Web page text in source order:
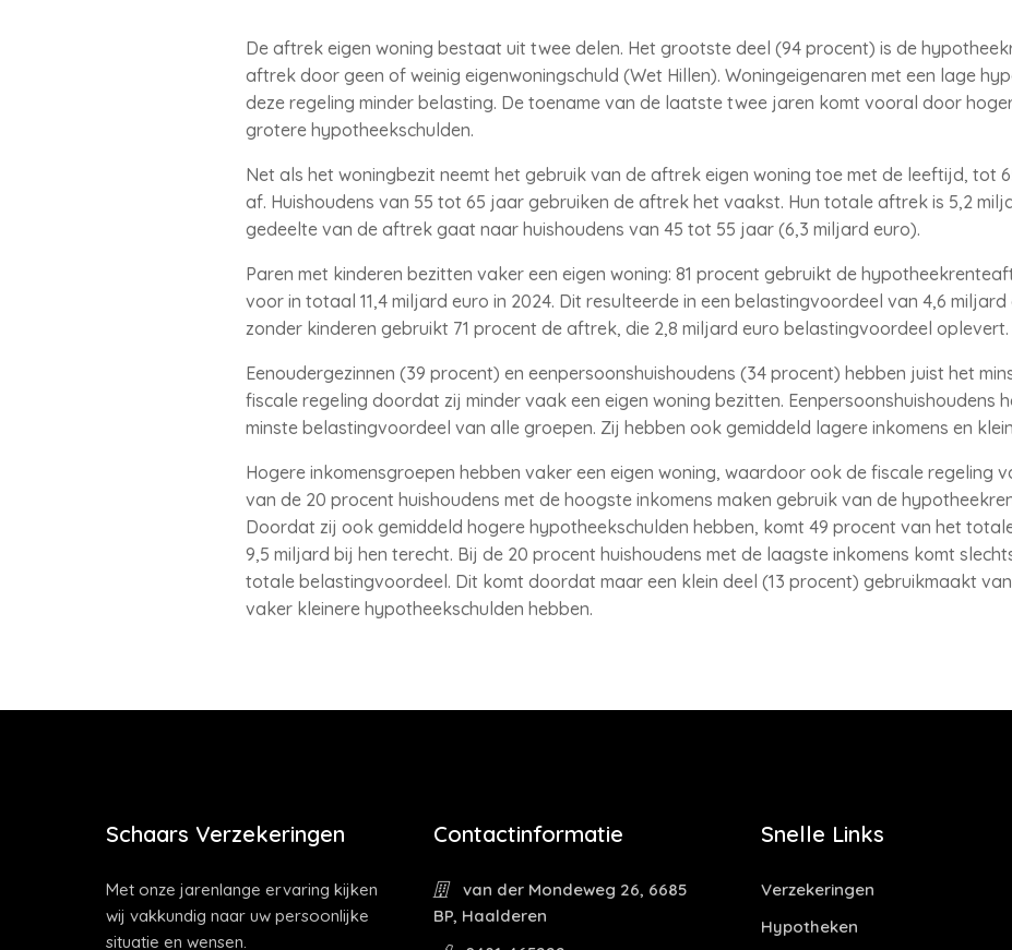
De aftrek eigen woning bestaat uit twee delen. Het grootste deel (94 procent) is de
aftrek door geen of weinig eigenwoningschuld (Wet Hillen). Woningeigenaren met een lage
deze regeling minder belasting. De toename van de laatste twee jaren komt vooral door
grotere hypotheekschulden.
Net als het woningbezit neemt het gebruik van de aftrek eigen woning toe met de leeftijd, tot
af. Huishoudens van 55 tot 65 jaar gebruiken de aftrek het vaakst. Hun totale aftrek is 5,2
gedeelte van de aftrek gaat naar huishoudens van 45 tot 55 jaar (6,3 miljard euro).
Paren met kinderen bezitten vaker een eigen woning: 81 procent gebruikt de
voor in totaal 11,4 miljard euro in 2024. Dit resulteerde in een belastingvoordeel van 4,6
zonder kinderen gebruikt 71 procent de aftrek, die 2,8 miljard euro belastingvoordeel oplevert.
Eenoudergezinnen (39 procent) en eenpersoonshuishoudens (34 procent) hebben juist het
fiscale regeling doordat zij minder vaak een eigen woning bezitten. Eenpersoonshuishoudens
minste belastingvoordeel van alle groepen. Zij hebben ook gemiddeld lagere inkomens en
Hogere inkomensgroepen hebben vaker een eigen woning, waardoor ook de fiscale regeling
van de 20 procent huishoudens met de hoogste inkomens maken gebruik van de
Doordat zij ook gemiddeld hogere hypotheekschulden hebben, komt 49 procent van het
9,5 miljard bij hen terecht. Bij de 20 procent huishoudens met de laagste inkomens komt
totale belastingvoordeel. Dit komt doordat maar een klein deel (13 procent) gebruikmaakt
vaker kleinere hypotheekschulden hebben.
Schaars Verzekeringen
Met onze jarenlange ervaring kijken
wij vakkundig naar uw persoonlijke
situatie en wensen.
Contactinformatie
van der Mondeweg 26, 6685
BP, Haalderen
Snelle Links
Verzekeringen
Hypotheken